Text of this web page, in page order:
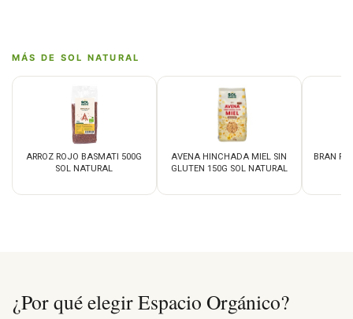
MÁS DE SOL NATURAL
ARROZ ROJO BASMATI 500G
SOL NATURAL
AVENA HINCHADA MIEL SIN
GLUTEN 150G SOL NATURAL
BRAN
¿Por qué elegir Espacio Orgánico?